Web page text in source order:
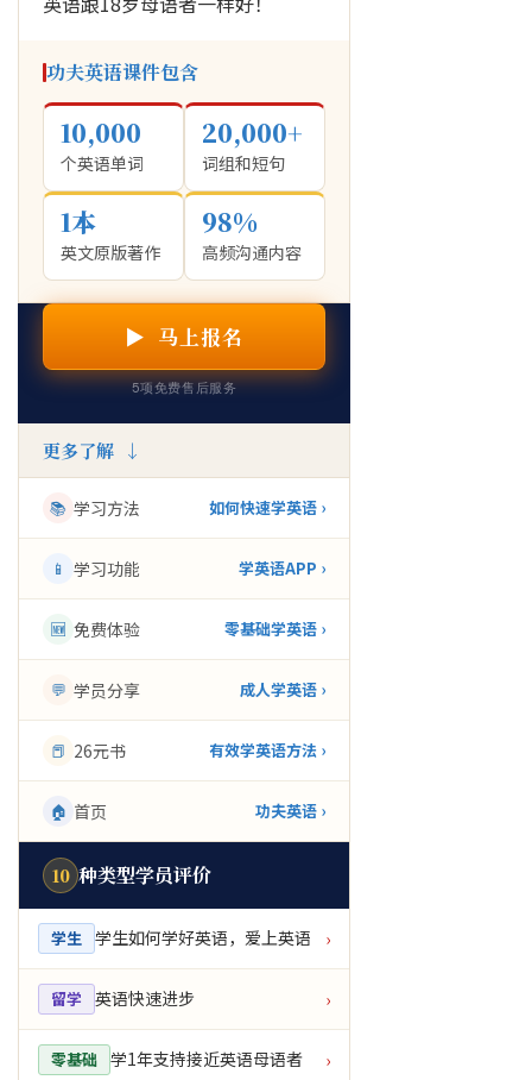
功夫英语课件包含
10,000
个英语单词
20,000+
词组和短句
1本
英文原版著作
98%
高频沟通内容
▶ 马上报名
5项免费售后服务
更多了解 ↓
📚 学习方法 如何快速学英语 ›
📱 学习功能 学英语APP ›
🆕 免费体验 零基础学英语 ›
💬 学员分享 成人学英语 ›
📕 26元书 有效学英语方法 ›
🏠 首页 功夫英语 ›
10 种类型学员评价
学生 学生如何学好英语，爱上英语 ›
留学 英语快速进步 ›
零基础 学1年支持接近英语母语者 ›